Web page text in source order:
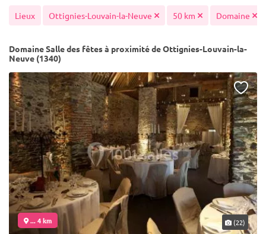
Lieux Ottignies-Louvain-la-Neuve 50 km Domaine
Domaine Salle des fêtes à proximité de Ottignies-Louvain-la-
Neuve (1340)
... 4 km (22)